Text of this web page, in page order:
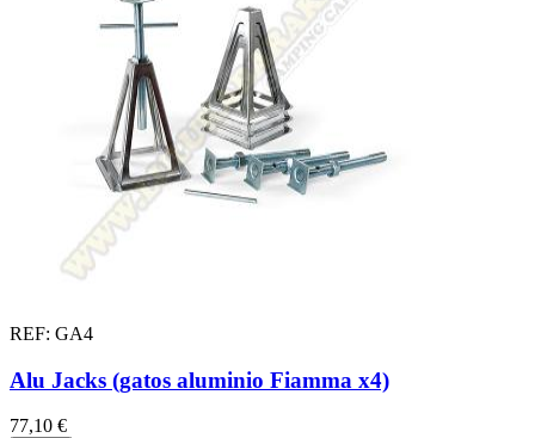
REF: GA4
Alu Jacks (gatos aluminio Fiamma x4)
77,10 €